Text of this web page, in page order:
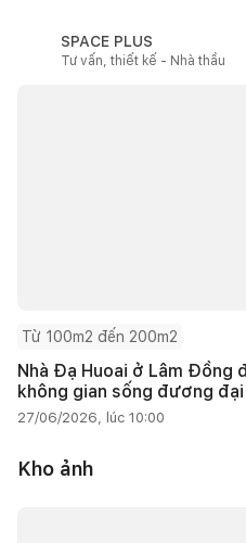
SPACE PLUS
Tư vấn, thiết kế - Nhà thầu
Từ 100m2 đến 200m2
Nhà Đạ Huoai ở Lâm Đồng
không gian sống đương đại
27/06/2026, lúc 10:00
Kho ảnh